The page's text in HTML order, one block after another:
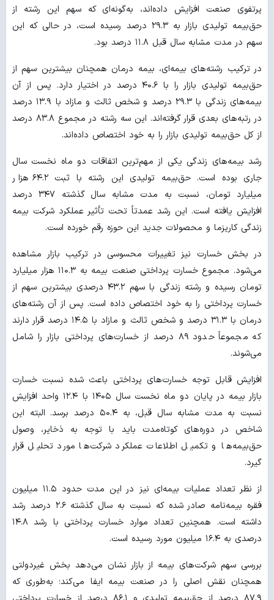
پرتفوی صنعت افزایش داده‌اند، به‌گونه‌ای که سهم این رشته از
حق‌بیمه تولیدی بازار به ۲۹.۳ درصد رسیده است، در حالی که این
سهم در مدت مشابه سال قبل ۱۱.۸ درصد بود.
در ترکیب رشته‌های بیمه‌ای، بیمه درمان همچنان بیشترین سهم از
حق‌بیمه تولیدی بازار را با ۴۰.۶ درصد در اختیار دارد. پس از آن
بیمه‌های زندگی با ۲۹.۳ درصد و شخص ثالث و مازاد با ۱۳.۹ درصد
در رتبه‌های بعدی قرار گرفته‌اند. این سه رشته در مجموع ۸۳.۸ درصد
از کل حق‌بیمه تولیدی بازار را به خود اختصاص داده‌اند.
رشد بیمه‌های زندگی یکی از مهم‌ترین اتفاقات دو ماه نخست سال
جاری بوده است. حق‌بیمه تولیدی این رشته با ثبت ۶۴.۲ هزار
میلیارد تومان، نسبت به مدت مشابه سال گذشته ۳۴۷ درصد
افزایش یافته است. این رشد عمدتاً تحت تأثیر عملکرد شرکت بیمه
زندگی کاریزما و محصولات جدید این حوزه رقم خورده است.
در بخش خسارت نیز تغییرات محسوسی در ترکیب بازار مشاهده
می‌شود. مجموع خسارت پرداختی صنعت بیمه به ۱۱۰.۳ هزار میلیارد
تومان رسیده و رشته زندگی با سهم ۴۳.۲ درصدی بیشترین سهم از
خسارت پرداختی را به خود اختصاص داده است. پس از آن رشته‌های
درمان با ۳۱.۳ درصد و شخص ثالث و مازاد با ۱۴.۵ درصد قرار دارند
که مجموعاً حدود ۸۹ درصد از خسارت‌های پرداختی بازار را شامل
می‌شوند.
افزایش قابل توجه خسارت‌های پرداختی باعث شده نسبت خسارت
بازار بیمه در پایان دو ماه نخست سال ۱۴۰۵ با ۱۲.۴ واحد افزایش
نسبت به مدت مشابه سال قبل، به ۵۰.۴ درصد برسد. البته این
شاخص در دوره‌های کوتاه‌مدت باید با توجه به ذخایر، وصول
حق‌بیمه‌ها و تکمیل اطلاعات عملکرد شرکت‌ها مورد تحلیل قرار
گیرد.
از نظر تعداد عملیات بیمه‌ای نیز در این مدت حدود ۱۱.۵ میلیون
فقره بیمه‌نامه صادر شده که نسبت به سال گذشته ۲.۶ درصد رشد
داشته است. همچنین تعداد موارد خسارت پرداختی با رشد ۱۴.۸
درصدی به ۱۶.۴ میلیون مورد رسیده است.
بررسی سهم شرکت‌های بیمه از بازار نشان می‌دهد بخش غیردولتی
همچنان نقش اصلی را در صنعت بیمه ایفا می‌کند؛ به‌طوری که